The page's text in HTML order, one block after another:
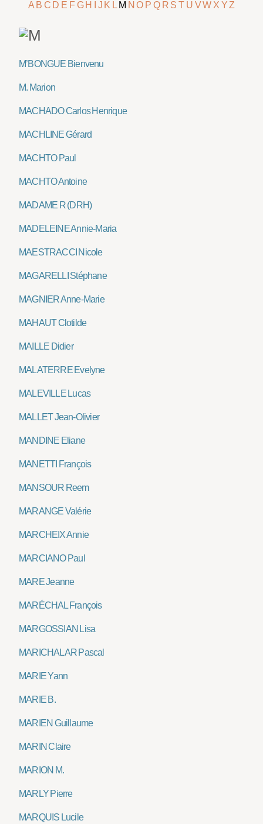
A B C D E F G H J K L M NO P Q R ST U VW X YZ
M’BONGUE Bienvenu
M. Marion
MACHADO Carlos Henrique
MACHLINE Gérard
MACHTO Paul
MACHTO Antoine
MADAME R (DRH)
MADELEINE Annie-Maria
MAESTRACCI Nicole
MAGARELLI Stéphane
MAGNIER Anne-Marie
MAHAUT Clotilde
MAILLE Didier
MALATERRE Evelyne
MALEVILLE Lucas
MALLET Jean-Olivier
MANDINE Eliane
MANETTI François
MANSOUR Reem
MARANGE Valérie
MARCHEIX Annie
MARCIANO Paul
MARE Jeanne
MARÉCHAL François
MARGOSSIAN Lisa
MARICHALAR Pascal
MARIE Yann
MARIE B.
MARIEN Guillaume
MARIN Claire
MARION M.
MARLY Pierre
MARQUIS Lucile